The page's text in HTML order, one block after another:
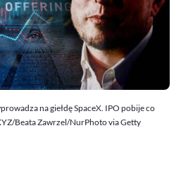
na giełdę SpaceX. IPO pobije co
Beata Zawrzel/NurPhoto via Getty